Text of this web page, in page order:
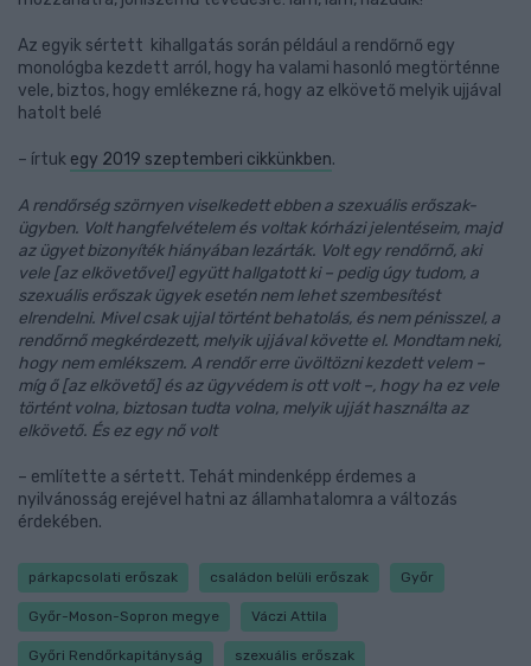
Az egyik sértett kihallgatás során például a rendőrnő egy
monológba kezdett arról, hogy ha valami hasonló megtörténne
vele, biztos, hogy emlékezne rá, hogy az elkövető melyik ujjával
hatolt belé
– írtuk egy 2019 szeptemberi cikkünkben.
A rendőrség szörnyen viselkedett ebben a szexuális erőszak-
ügyben. Volt hangfelvételem és voltak kórházi jelentéseim, majd
az ügyet bizonyíték hiányában lezárták. Volt egy rendőrnő, aki
vele [az elkövetővel] együtt hallgatott ki – pedig úgy tudom, a
szexuális erőszak ügyek esetén nem lehet szembesítést
elrendelni. Mivel csak ujjal történt behatolás, és nem pénisszel, a
rendőrnő megkérdezett, melyik ujjával követte el. Mondtam neki,
hogy nem emlékszem. A rendőr erre üvöltözni kezdett velem –
míg ő [az elkövető] és az ügyvédem is ott volt –, hogy ha ez vele
történt volna, biztosan tudta volna, melyik ujját használta az
elkövető. És ez egy nő volt
– említette a sértett. Tehát mindenképp érdemes a
nyilvánosság erejével hatni az államhatalomra a változás
érdekében.
párkapcsolati erőszak családon belüli erőszak Győr
Győr-Moson-Sopron megye Váczi Attila
Győri Rendőrkapitányság szexuális erőszak